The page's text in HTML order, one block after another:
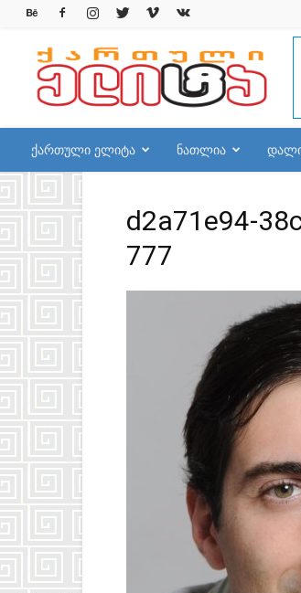
qelite.info
ქართული ელიტა ნათლია
d2a71e94-
777